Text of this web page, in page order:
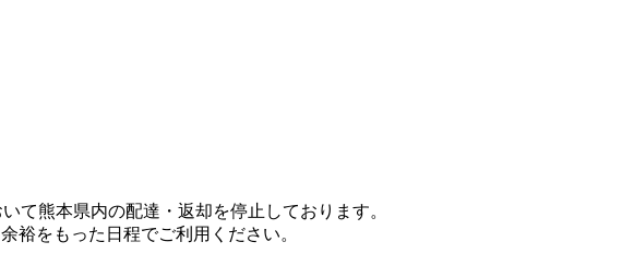
て熊本県内の配達・返却を停止しております。
裕をもった日程でご利用ください。